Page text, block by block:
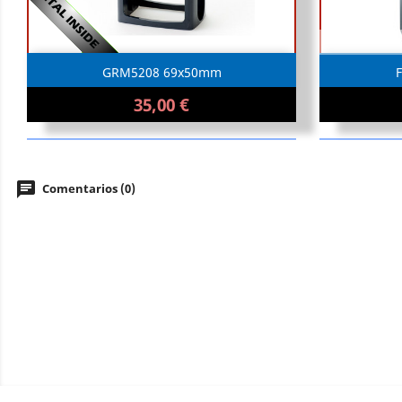
GRM5208 69x50mm
35,00 €
Me interesa
chat Comentarios (0)